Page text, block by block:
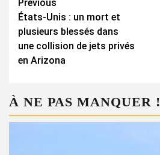
Continue
Reading
Previous
États-Unis : un mort et
plusieurs blessés dans
une collision de jets privés
en Arizona
À NE PAS MANQUER !